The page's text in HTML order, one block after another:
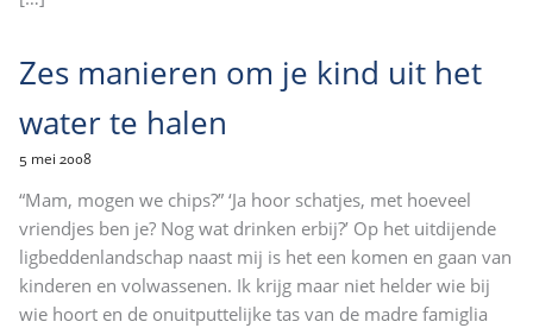
Zes manieren om je kind uit het
water te halen
5 mei 2008
“Mam, mogen we chips?” ‘Ja hoor schatjes, met hoeveel
vriendjes ben je? Nog wat drinken erbij?’ Op het uitdijende
ligbeddenlandschap naast mij is het een komen en gaan van
kinderen en volwassenen. Ik krijg maar niet helder wie bij
wie hoort en de onuitputtelijke tas van de madre famiglia